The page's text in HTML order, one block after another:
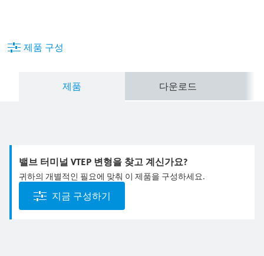
제품 구성
제품 다운로드
밸브 터미널 VTEP 변형을 찾고 계신가요?
귀하의 개별적인 필요에 맞춰 이 제품을 구성하세요.
지금 구성하기